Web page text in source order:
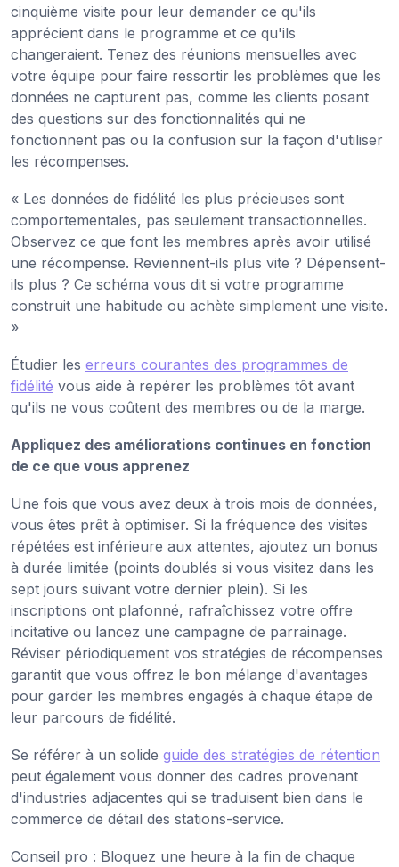
cinquième visite pour leur demander ce qu'ils
apprécient dans le programme et ce qu'ils
changeraient. Tenez des réunions mensuelles avec
votre équipe pour faire ressortir les problèmes que les
données ne capturent pas, comme les clients posant
des questions sur des fonctionnalités qui ne
fonctionnent pas ou la confusion sur la façon d'utiliser
les récompenses.
« Les données de fidélité les plus précieuses sont
comportementales, pas seulement transactionnelles.
Observez ce que font les membres après avoir utilisé
une récompense. Reviennent-ils plus vite ? Dépensent-
ils plus ? Ce schéma vous dit si votre programme
construit une habitude ou achète simplement une visite.
»
Étudier les erreurs courantes des programmes de
fidélité vous aide à repérer les problèmes tôt avant
qu'ils ne vous coûtent des membres ou de la marge.
Appliquez des améliorations continues en fonction
de ce que vous apprenez
Une fois que vous avez deux à trois mois de données,
vous êtes prêt à optimiser. Si la fréquence des visites
répétées est inférieure aux attentes, ajoutez un bonus
à durée limitée (points doublés si vous visitez dans les
sept jours suivant votre dernier plein). Si les
inscriptions ont plafonné, rafraîchissez votre offre
incitative ou lancez une campagne de parrainage.
Réviser périodiquement vos stratégies de récompenses
garantit que vous offrez le bon mélange d'avantages
pour garder les membres engagés à chaque étape de
leur parcours de fidélité.
Se référer à un solide guide des stratégies de rétention
peut également vous donner des cadres provenant
d'industries adjacentes qui se traduisent bien dans le
commerce de détail des stations-service.
Conseil pro : Bloquez une heure à la fin de chaque